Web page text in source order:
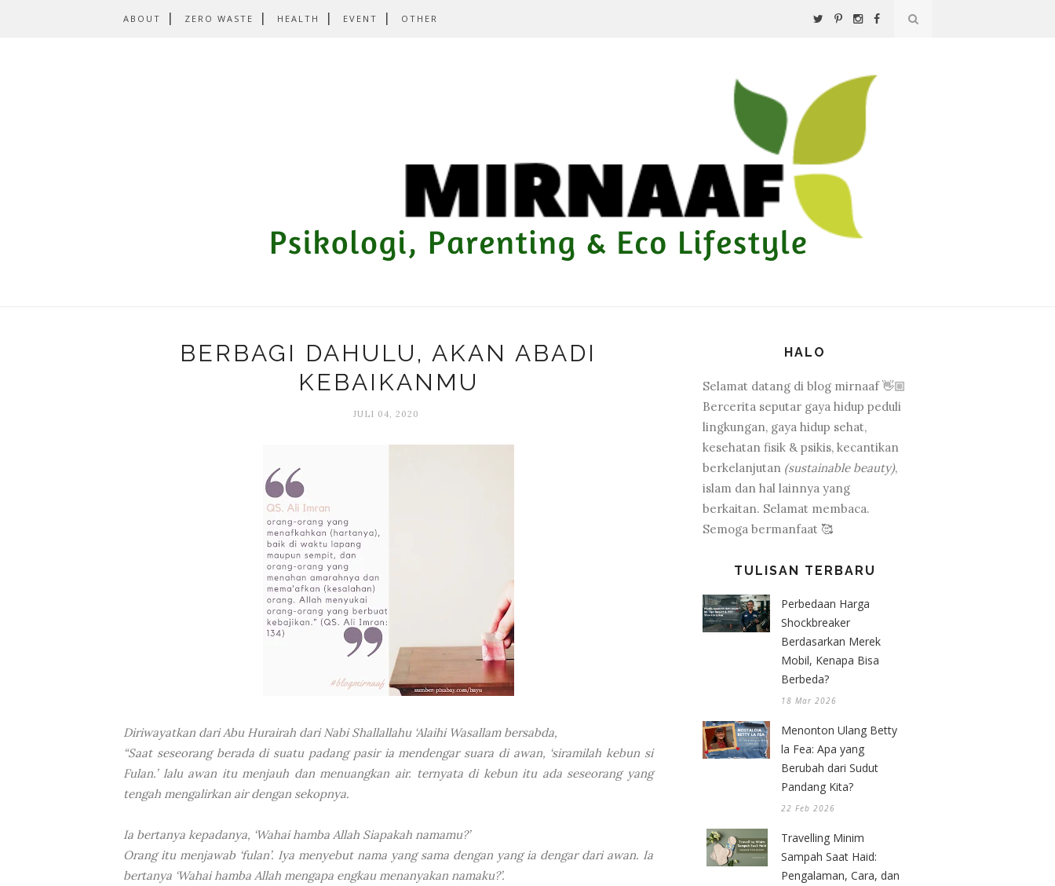
ABOUT ZERO WASTE HEALTH EVENT OTHER
BERBAGI DAHULU, AKAN ABADI
KEBAIKANMU
JULI 04, 2020
Diriwayatkan dari Abu Hurairah dari Nabi Shallallahu ‘Alaihi Wasallam bersabda,
“Saat seseorang berada di suatu padang pasir ia mendengar suara di awan, ‘siramilah kebun si
Fulan.’ lalu awan itu menjauh dan menuangkan air. ternyata di kebun itu ada seseorang yang
tengah mengalirkan air dengan sekopnya.
Ia bertanya kepadanya, ‘Wahai hamba Allah Siapakah namamu?’
Orang itu menjawab ‘fulan’. Iya menyebut nama yang sama dengan yang ia dengar dari awan. Ia
bertanya ‘Wahai hamba Allah mengapa engkau menanyakan namaku?’.
HALO
Selamat datang di blog mirnaaf 👋🏼
Bercerita seputar gaya hidup peduli
lingkungan, gaya hidup sehat,
kesehatan fisik & psikis, kecantikan
berkelanjutan (sustainable beauty),
islam dan hal lainnya yang
berkaitan. Selamat membaca.
Semoga bermanfaat 🥰
TULISAN TERBARU
Perbedaan Harga
Shockbreaker
Berdasarkan Merek
Mobil, Kenapa Bisa
Berbeda?
18 Mar 2026
Menonton Ulang Betty
la Fea: Apa yang
Berubah dari Sudut
Pandang Kita?
22 Feb 2026
Travelling Minim
Sampah Saat Haid:
Pengalaman, Cara, dan